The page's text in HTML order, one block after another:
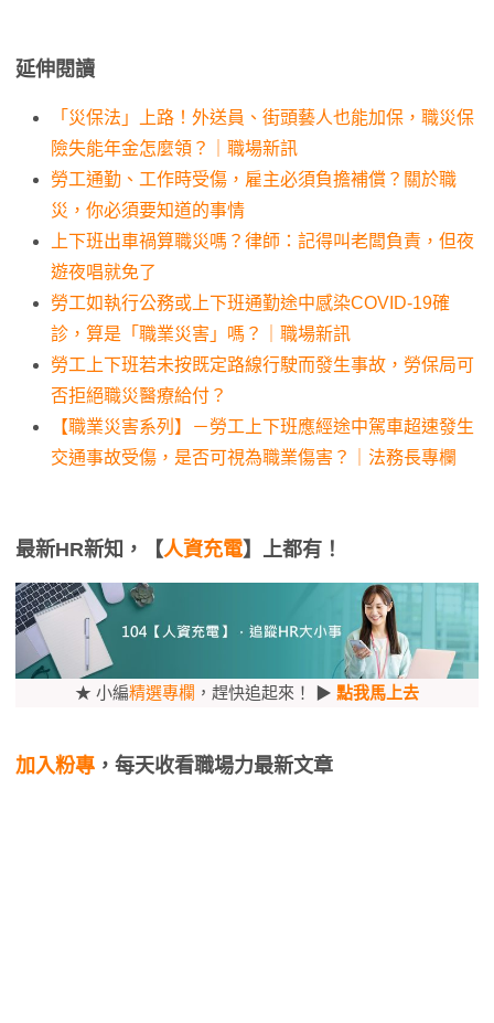
延伸閱讀
「災保法」上路！外送員、街頭藝人也能加保，職災保
險失能年金怎麼領？｜職場新訊
勞工通勤、工作時受傷，雇主必須負擔補償？關於職
災，你必須要知道的事情
上下班出車禍算職災嗎？律師：記得叫老闆負責，但夜
遊夜唱就免了
勞工如執行公務或上下班通勤途中感染COVID-19確
診，算是「職業災害」嗎？｜職場新訊
勞工上下班若未按既定路線行駛而發生事故，勞保局可
否拒絕職災醫療給付？
【職業災害系列】－勞工上下班應經途中駕車超速發生
交通事故受傷，是否可視為職業傷害？｜法務長專欄
最新HR新知，【人資充電】上都有！
★ 小編精選專欄 ，趕快追起來！ ▶ 點我馬上去
加入粉專 ，每天收看職場力最新文章